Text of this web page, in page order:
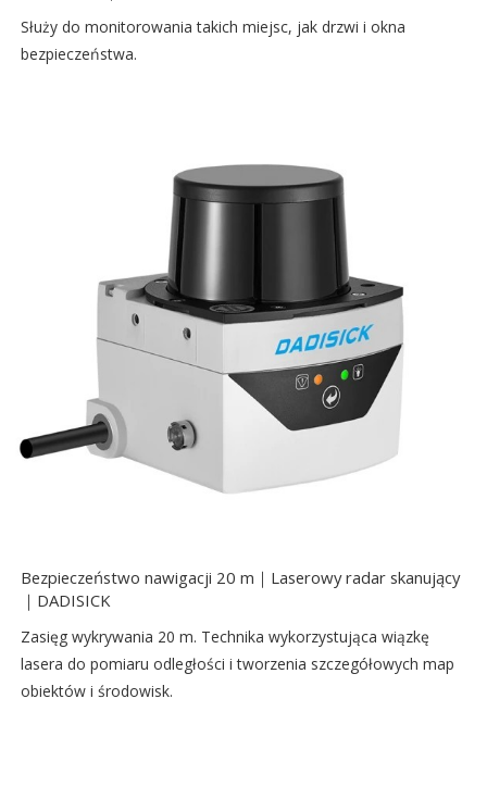
Służy do monitorowania takich miejsc, jak drzwi i okna
bezpieczeństwa.
Bezpieczeństwo nawigacji 20 m｜Laserowy radar skanujący
｜DADISICK
Zasięg wykrywania 20 m. Technika wykorzystująca wiązkę
lasera do pomiaru odległości i tworzenia szczegółowych map
obiektów i środowisk.